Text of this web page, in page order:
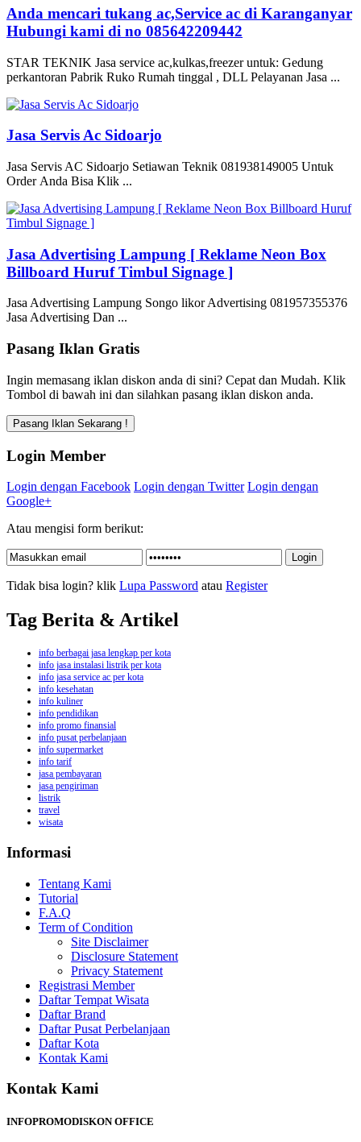
Anda mencari tukang ac,Service ac di Karanganyar
Hubungi kami di no 085642209442
STAR TEKNIK Jasa service ac,kulkas,freezer untuk: Gedung
perkantoran Pabrik Ruko Rumah tinggal , DLL Pelayanan Jasa ...
Jasa Servis Ac Sidoarjo
Jasa Servis AC Sidoarjo Setiawan Teknik 081938149005 Untuk
Order Anda Bisa Klik ...
Jasa Advertising Lampung [ Reklame Neon Box
Billboard Huruf Timbul Signage ]
Jasa Advertising Lampung Songo likor Advertising 081957355376
Jasa Advertising Dan ...
Pasang Iklan Gratis
Ingin memasang iklan diskon anda di sini? Cepat dan Mudah. Klik
Tombol di bawah ini dan silahkan pasang iklan diskon anda.
Login Member
Login dengan Facebook Login dengan Twitter Login dengan
Google+
Atau mengisi form berikut:
Tidak bisa login? klik Lupa Password atau Register
Tag Berita & Artikel
info berbagai jasa lengkap per kota
info jasa instalasi listrik per kota
info jasa service ac per kota
info kesehatan
info kuliner
info pendidikan
info promo finansial
info pusat perbelanjaan
info supermarket
info tarif
jasa pembayaran
jasa pengiriman
listrik
travel
wisata
Informasi
Tentang Kami
Tutorial
F.A.Q
Term of Condition
Site Disclaimer
Disclosure Statement
Privacy Statement
Registrasi Member
Daftar Tempat Wisata
Daftar Brand
Daftar Pusat Perbelanjaan
Daftar Kota
Kontak Kami
Kontak Kami
INFOPROMODISKON OFFICE